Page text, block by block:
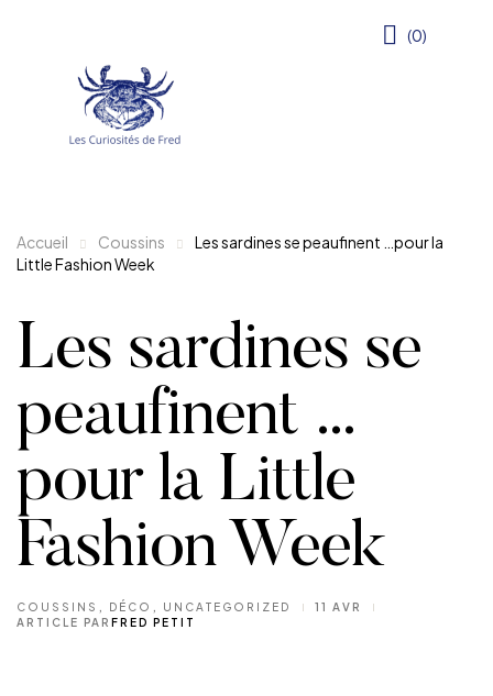
(0)
Accueil Coussins
Les sardines se peaufinent …pour la
Little Fashion Week
Les sardines se
peaufinent …
pour la Little
Fashion Week
COUSSINS DÉCO UNCATEGORIZED
11 AVR
ARTICLE PAR FRED PETIT